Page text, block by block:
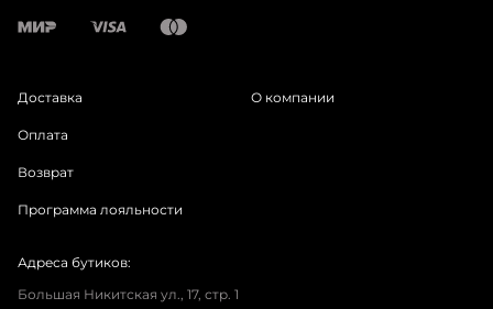
Доставка
Оплата
Возврат
Программа лояльности
О компании
Адреса бутиков:
Большая Никитская ул., 17, стр. 1